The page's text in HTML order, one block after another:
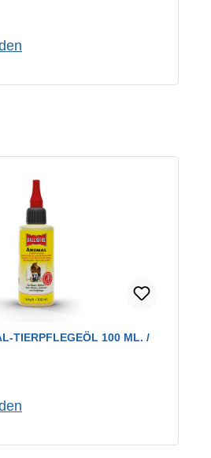
TIERPFLEGEÖL 100 ML. /